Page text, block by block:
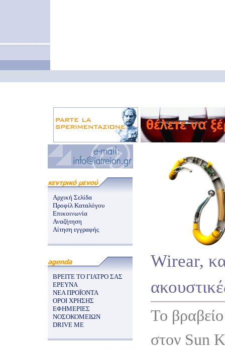
Αρχική Σελίδα
Προφίλ Καταλόγου
Επικοινωνία
Αναζήτηση
Αίτηση εγγραφής
ΒΡΕΙΤΕ ΤΟ ΓΙΑΤΡΟ ΣΑΣ
ΕΡΕΥΝΑ
ΝΕΑ ΠΡΟΪΟΝΤΑ
ΟΡΟΙ ΧΡΗΣΗΣ
ΕΦΗΜΕΡΙΕΣ
ΝΟΣΟΚΟΜΕΙΩΝ
DRIVE ME
Wirear,
Το
στον Sun